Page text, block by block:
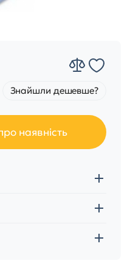
Знайшли дешевше?
наявність